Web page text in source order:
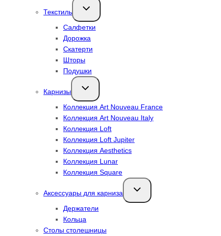
Текстиль
Переключить
дочернее
Салфетки
Дорожка
Скатерти
Шторы
Подушки
Карнизы
Переключить
дочернее
Коллекция Art Nouveau France
Коллекция Art Nouveau Italy
Коллекция Loft
Коллекция Loft Jupiter
Коллекция Aesthetics
Коллекция Lunar
Коллекция Square
Аксессуары для карниза
Переключить
дочернее
Держатели
Кольца
Столы столешницы